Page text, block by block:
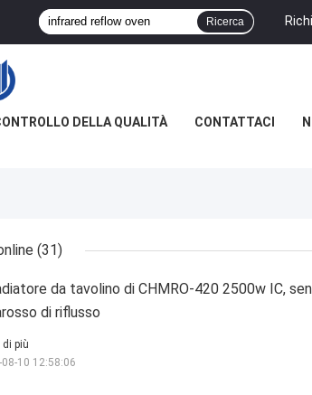
Ricerca
DELLA QUALITÀ CONTATTACI
(31)
da tavolino di CHMRO-420 2500w IC,
di riflusso
di più
08-10 12:58:06